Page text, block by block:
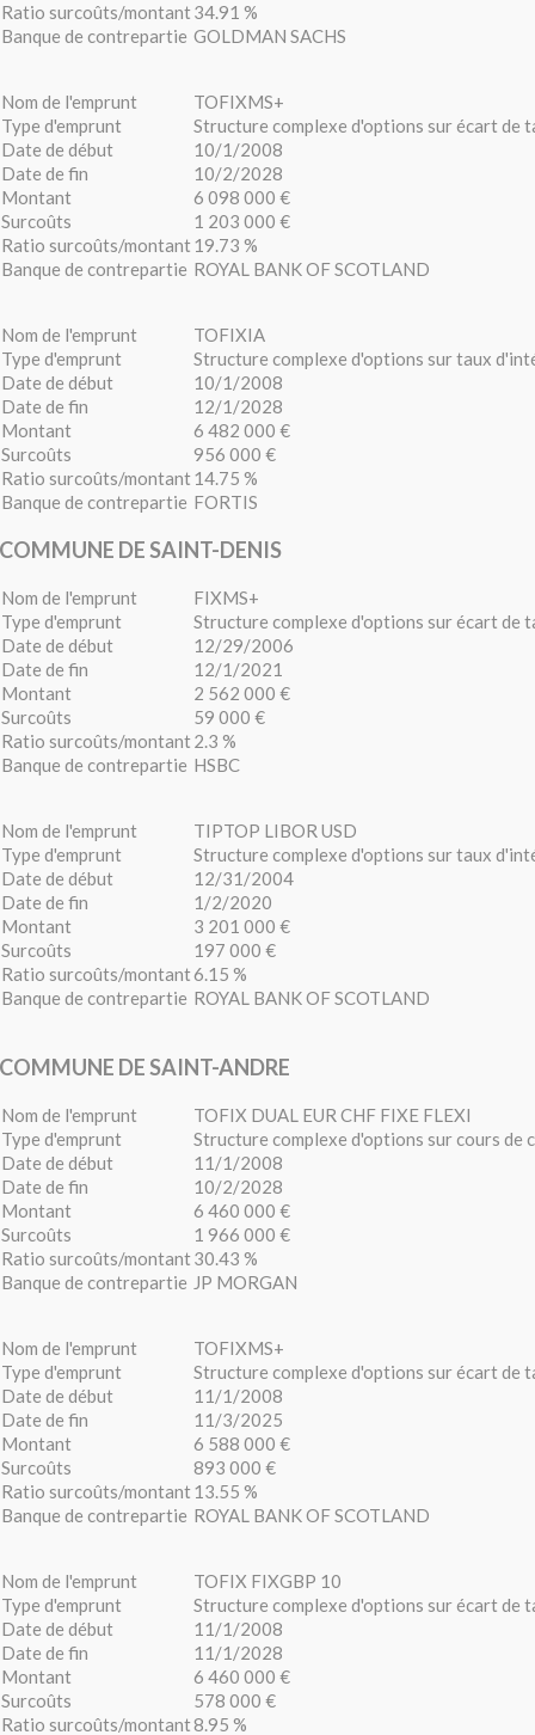
Ratio surcoûts/montant34.91 %
Banque de contrepartie GOLDMAN SACHS
Nom de l'emprunt
TOFIXMS+
Type d'emprunt
Structure complexe d'options sur écart de
Date de début
10/1/2008
Date de fin
10/2/2028
Montant
6 098 000 €
Surcoûts
1 203 000 €
Ratio surcoûts/montant19.73 %
Banque de contrepartie ROYAL BANK OF SCOTLAND
Nom de l'emprunt
TOFIXIA
Type d'emprunt
Structure complexe d'options sur taux
Date de début
10/1/2008
Date de fin
12/1/2028
Montant
6 482 000 €
Surcoûts
956 000 €
Ratio surcoûts/montant14.75 %
Banque de contrepartie FORTIS
COMMUNE DE SAINT-DENIS
Nom de l'emprunt
FIXMS+
Type d'emprunt
Structure complexe d'options sur écart de
Date de début
12/29/2006
Date de fin
12/1/2021
Montant
2 562 000 €
Surcoûts
59 000 €
Ratio surcoûts/montant2.3 %
Banque de contrepartie HSBC
Nom de l'emprunt
TIPTOP LIBOR USD
Type d'emprunt
Structure complexe d'options sur taux
Date de début
12/31/2004
Date de fin
1/2/2020
Montant
3 201 000 €
Surcoûts
197 000 €
Ratio surcoûts/montant6.15 %
Banque de contrepartie ROYAL BANK OF SCOTLAND
COMMUNE DE SAINT-ANDRE
Nom de l'emprunt
TOFIX DUAL EUR CHF FIXE FLEXI
Type d'emprunt
Structure complexe d'options sur cours de
Date de début
11/1/2008
Date de fin
10/2/2028
Montant
6 460 000 €
Surcoûts
1 966 000 €
Ratio surcoûts/montant30.43 %
Banque de contrepartie JP MORGAN
Nom de l'emprunt
TOFIXMS+
Type d'emprunt
Structure complexe d'options sur écart de
Date de début
11/1/2008
Date de fin
11/3/2025
Montant
6 588 000 €
Surcoûts
893 000 €
Ratio surcoûts/montant13.55 %
Banque de contrepartie ROYAL BANK OF SCOTLAND
Nom de l'emprunt
TOFIX FIXGBP 10
Type d'emprunt
Structure complexe d'options sur écart de
Date de début
11/1/2008
Date de fin
11/1/2028
Montant
6 460 000 €
Surcoûts
578 000 €
Ratio surcoûts/montant8.95 %